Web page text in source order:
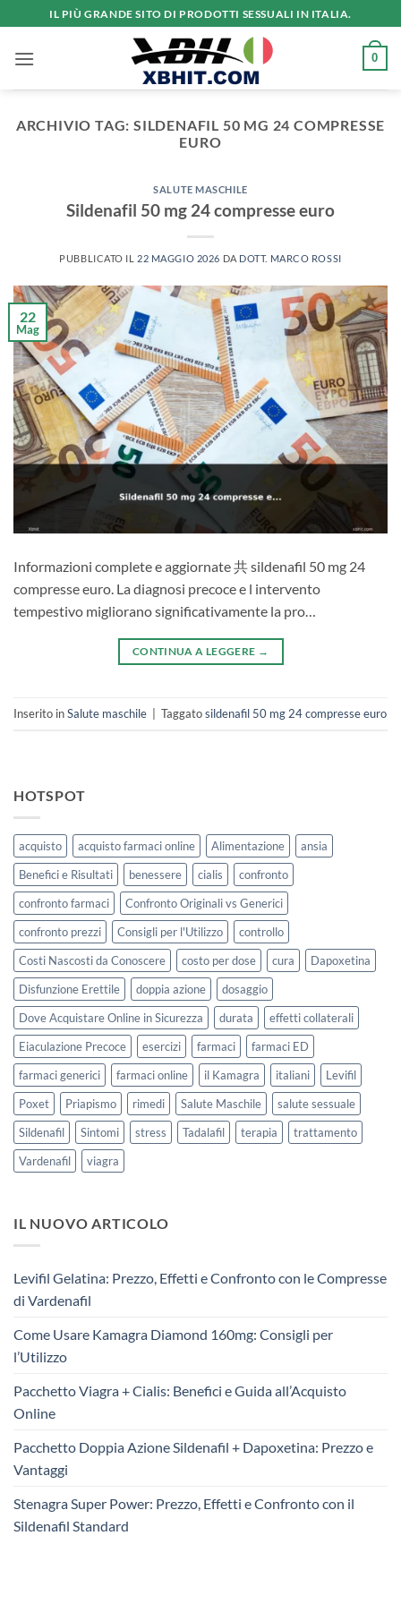
ai
contenuti
IL PIÙ GRANDE SITO DI PRODOTTI SESSUALI IN ITALIA.
0
ARCHIVIO TAG: SILDENAFIL 50 MG 24 COMPRESSE
EURO
SALUTE MASCHILE
Sildenafil 50 mg 24 compresse euro
PUBBLICATO IL 22 MAGGIO 2026 DA DOTT. MARCO ROSSI
22
Mag
Informazioni complete e aggiornate 共 sildenafil 50 mg 24
compresse euro. La diagnosi precoce e l intervento
tempestivo migliorano significativamente la pro…
CONTINUA A LEGGERE →
Inserito inSalute maschile Taggatosildenafil 50 mg 24 compresse euro
HOTSPOT
acquisto acquisto farmaci online Alimentazione
ansia
Benefici e Risultati
benessere cialis
confronto
confronto farmaci
Confronto Originali vs Generici
confronto prezzi
Consigli per l'Utilizzo
controllo
Costi Nascosti da Conoscere
costo per dose cura
Dapoxetina
Disfunzione Erettile
doppia azione
dosaggio
Dove Acquistare Online in Sicurezza
durata
effetti collaterali
Eiaculazione Precoce
esercizi farmaci
farmaci ED
farmaci generici
farmaci online il Kamagra italiani
Levifil
Poxet
Priapismo rimedi Salute Maschile
salute sessuale
Sildenafil
Sintomi stress Tadalafil terapia
trattamento
Vardenafil
viagra
IL NUOVO ARTICOLO
Levifil Gelatina: Prezzo, Effetti e Confronto con le Compresse
di Vardenafil
Come Usare Kamagra Diamond 160mg: Consigli per
l’Utilizzo
Pacchetto Viagra + Cialis: Benefici e Guida all’Acquisto
Online
Pacchetto Doppia Azione Sildenafil + Dapoxetina: Prezzo e
Vantaggi
Stenagra Super Power: Prezzo, Effetti e Confronto con il
Sildenafil Standard